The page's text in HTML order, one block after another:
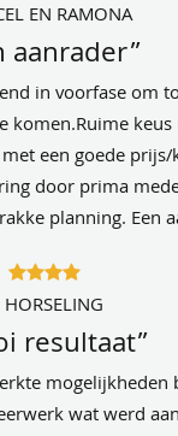
EN RAMONA
aanrader”
in voorfase om
komen.Ruime
een goede
door prima
planning. Een
HORSELING
resultaat”
mogelijkheden
wat werd